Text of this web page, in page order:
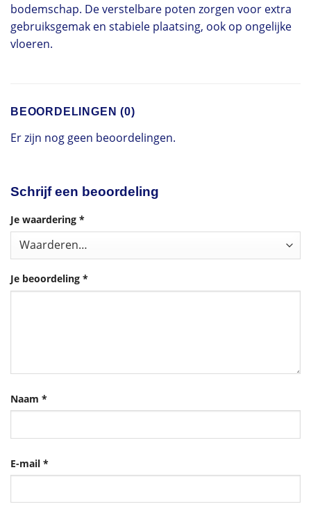
bodemschap. De verstelbare poten zorgen voor extra
gebruiksgemak en stabiele plaatsing, ook op ongelijke
vloeren.
BEOORDELINGEN (0)
Er zijn nog geen beoordelingen.
Schrijf een beoordeling
Je waardering *
Je beoordeling *
Naam *
E-mail *